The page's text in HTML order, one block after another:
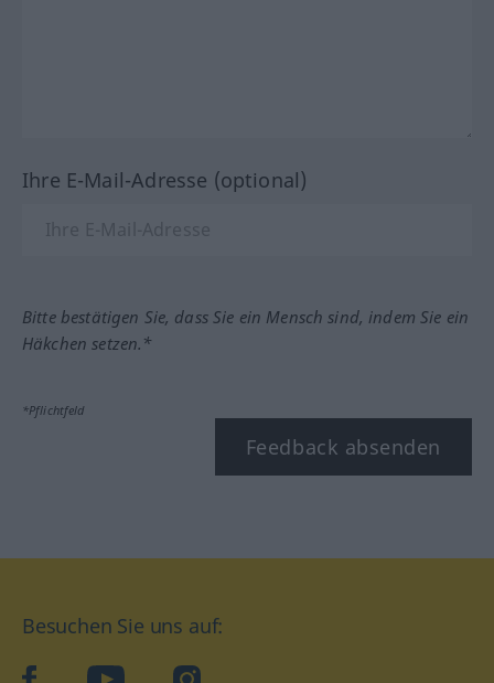
Ihre E-Mail-Adresse (optional)
Bitte bestätigen Sie, dass Sie ein Mensch sind, indem Sie ein
Häkchen setzen.*
*Pflichtfeld
Feedback absenden
Besuchen Sie uns auf: